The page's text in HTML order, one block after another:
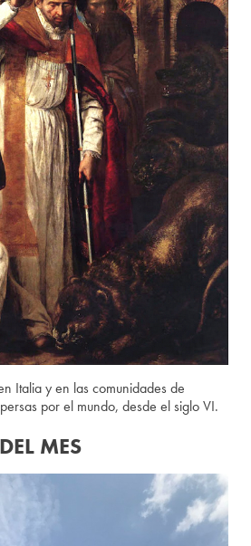
Italia y en las comunidades de
por el mundo, desde el siglo VI.
MES